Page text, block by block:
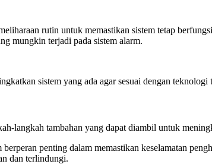
rutin untuk memastikan sistem tetap
mungkin terjadi pada sistem alarm.
sistem yang ada agar sesuai dengan teknologi
langkah tambahan yang dapat diambil untuk
penting dalam memastikan keselamatan
dan terlindungi.